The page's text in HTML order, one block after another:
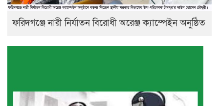
ফরিদগঞ্জে নারী নির্যাতন বিরোধী অরেঞ্জ ক্যাম্পেইন অনুষ্ঠিত